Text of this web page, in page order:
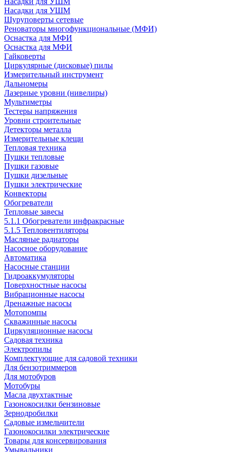
Насадки для УШМ
Шуруповерты сетевые
Реноваторы многофункциональные (МФИ)
Оснастка для МФИ
Оснастка для МФИ
Гайковерты
Циркулярные (дисковые) пилы
Измерительный инструмент
Дальномеры
Лазерные уровни (нивелиры)
Мультиметры
Тестеры напряжения
Уровни строительные
Детекторы металла
Измерительные клещи
Тепловая техника
Пушки тепловые
Пушки газовые
Пушки дизельные
Пушки электрические
Конвекторы
Обогреватели
Тепловые завесы
5.1.1 Обогреватели инфракрасные
5.1.5 Тепловентиляторы
Масляные радиаторы
Насосное оборудование
Автоматика
Насосные станции
Гидроаккумуляторы
Поверхностные насосы
Вибрационные насосы
Дренажные насосы
Мотопомпы
Скважинные насосы
Циркуляционные насосы
Садовая техника
Электропилы
Комплектующие для садовой техники
Для бензотриммеров
Для мотобуров
Мотобуры
Масла двухтактные
Газонокосилки бензиновые
Зернодробилки
Садовые измельчители
Газонокосилки электрические
Товары для консервирования
Умывальники